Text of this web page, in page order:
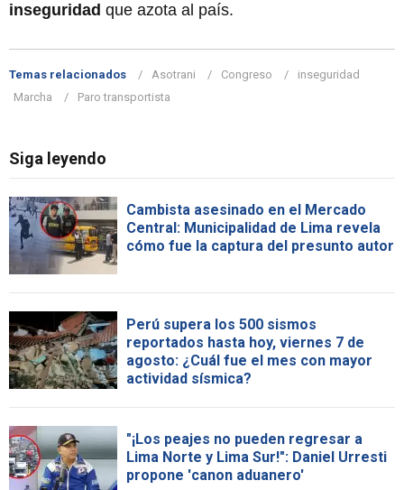
inseguridad que azota al país.
Temas relacionados Asotrani Congreso
inseguridad
Marcha
Paro transportista
Siga leyendo
Cambista asesinado en el Mercado
Central: Municipalidad de Lima revela
cómo fue la captura del presunto autor
Perú supera los 500 sismos
reportados hasta hoy, viernes 7 de
agosto: ¿Cuál fue el mes con mayor
actividad sísmica?
"¡Los peajes no pueden regresar a
Lima Norte y Lima Sur!": Daniel Urresti
propone 'canon aduanero'